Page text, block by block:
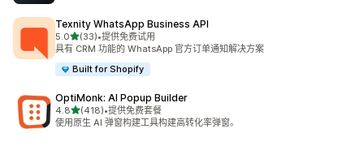
Texnity WhatsApp Business API
5.0星（满分 5 星）
(33)
总共 33 条评论
•提供免费试用
具有 CRM 功能的 WhatsApp 官方订单通知解决方案
Built for Shopify
OptiMonk: AI Popup Builder
4.8星（满分 5 星）
(418)
总共 418 条评论
•提供免费套餐
使用原生 AI 弹窗构建工具构建高转化率弹窗。